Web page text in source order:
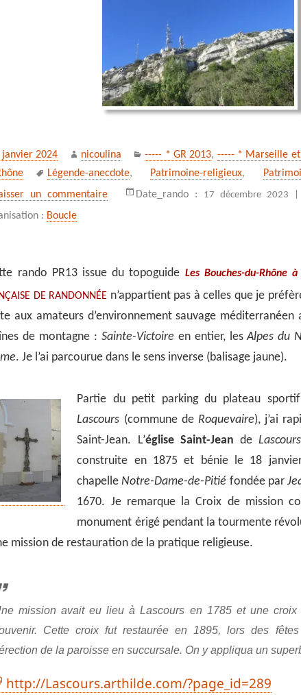
janvier 2024 Auteur
nicoulina Catégories
----- * GR 2013, ----- * Marseille et
Mots-
clés
Légende-anecdote, Patrimoine-religieux,
un commentaire
sur Le Mont du Marseillais à partir de
Date_rando : 17 décembre 2023 |
: Boucle
rando PR13 issue du topoguide Les Bouches-du-Rhône
DE RANDONNÉE n’appartient pas à celles que je
aux amateurs d’environnement sauvage méditerranéen
de montagne : Sainte-Victoire en entier, lesAlpes du
. Je l’ai parcourue dans le sens inverse (balisage jaune).
Partie du petit parking du plateau
Lascours (commune de Roquevaire), j’ai
Saint-Jean. L’église Saint-Jean deLascours
construite en 1875 et bénie le 18
chapelleNotre-Dame-de-Pitié fondée par
1670. Je remarque la Croix de mission
monument érigé pendant la tourmente
mission de restauration de la pratique religieuse.
mission avait eu lieu à Lascours en 1785 et une
Cette croix fut restaurée en 1895, lors des
de la paroisse en succursale. On y appliqua un
http://Lascours.arthilde.com/?page_id=289